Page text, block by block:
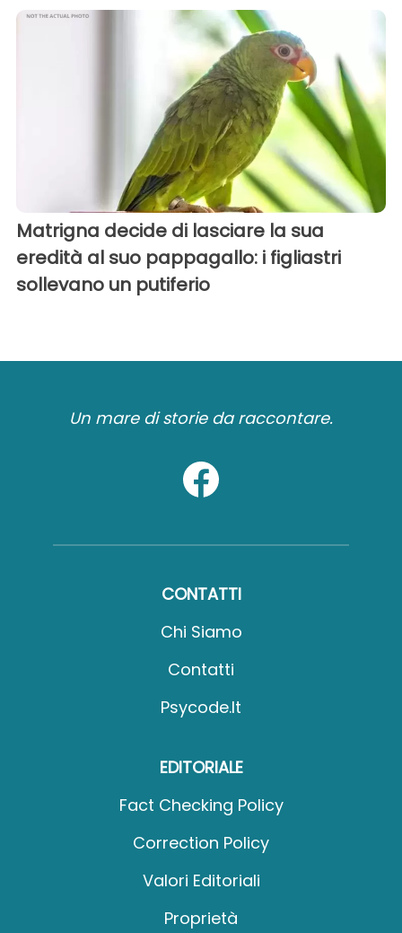
Matrigna decide di lasciare la sua
eredità al suo pappagallo: i figliastri
sollevano un putiferio
Un mare di storie da raccontare.
CONTATTI
Chi Siamo
Contatti
Psycode.it
EDITORIALE
Fact Checking Policy
Correction Policy
Valori Editoriali
Proprietà